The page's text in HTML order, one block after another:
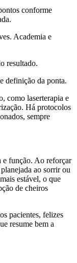
conforme
Academia e
resultado.
definição da ponta.
como laserterapia e
Há protocolos
sempre
e função. Ao reforçar
ao sorrir ou
estável, o que
de cheiros
pacientes, felizes
resume bem a